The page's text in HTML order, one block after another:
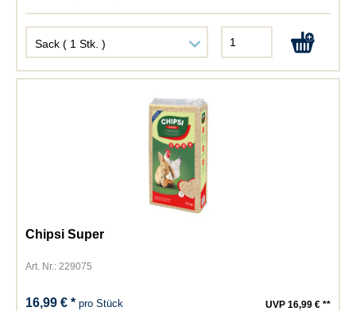
Chipsi Super
Art. Nr.: 229075
16,99 € *pro Stück UVP 16,99 € **